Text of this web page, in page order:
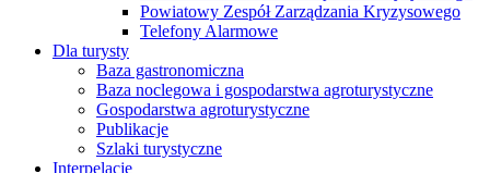
Powiatowy Zespół Zarządzania Kryzysowego
Telefony Alarmowe
Dla turysty
Baza gastronomiczna
Baza noclegowa i gospodarstwa agroturystyczne
Gospodarstwa agroturystyczne
Publikacje
Szlaki turystyczne
Interpelacje